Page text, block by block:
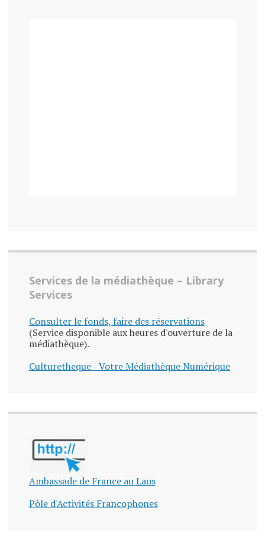
Services de la médiathèque – Library
Services
Consulter le fonds, faire des réservations
(Service disponible aux heures d'ouverture de la
médiathèque).
Culturetheque - Votre Médiathèque Numérique
Ambassade de France au Laos
Pôle d'Activités Francophones